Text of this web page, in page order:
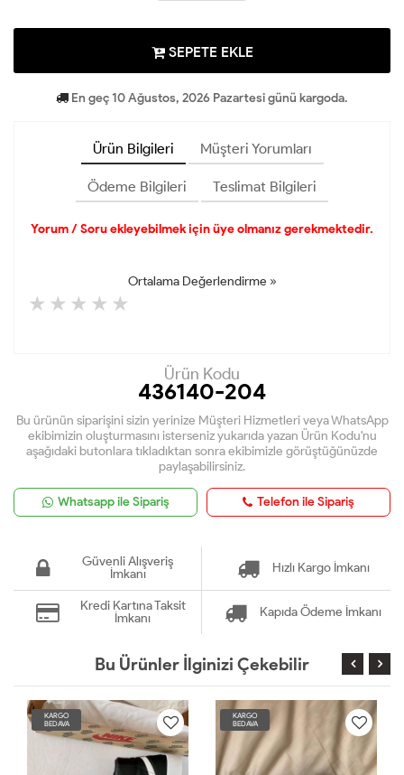
SEPETE EKLE
En geç 10 Ağustos, 2026 Pazartesi günü kargoda.
Ürün Bilgileri Müşteri Yorumları
Ödeme Bilgileri Teslimat Bilgileri
Yorum / Soru ekleyebilmek için üye olmanız gerekmektedir.
Ortalama Değerlendirme »
Ürün Kodu
436140-204
Bu ürünün siparişini sizin yerinize Müşteri Hizmetleri veya WhatsApp
ekibimizin oluşturmasını isterseniz yukarıda yazan Ürün Kodu'nu
aşağıdaki butonlara tıkladıktan sonra ekibimizle görüştüğünüzde
paylaşabilirsiniz.
Whatsapp ile Sipariş Telefon ile Sipariş
Güvenli Alışveriş
İmkanı
Hızlı Kargo İmkanı
Kredi Kartına Taksit
İmkanı
Kapıda Ödeme İmkanı
Bu Ürünler İlginizi Çekebilir
KARGO
BEDAVA
KARGO
BEDAVA